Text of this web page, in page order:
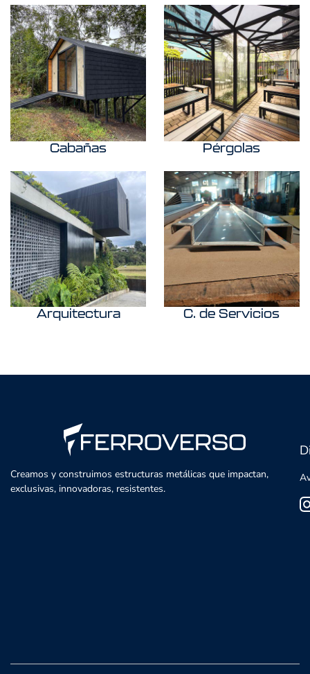
Cabañas Pérgolas
Arquitectura C. de Servicios
Creamos y construimos estructuras metálicas que impactan,
exclusivas, innovadoras, resistentes.